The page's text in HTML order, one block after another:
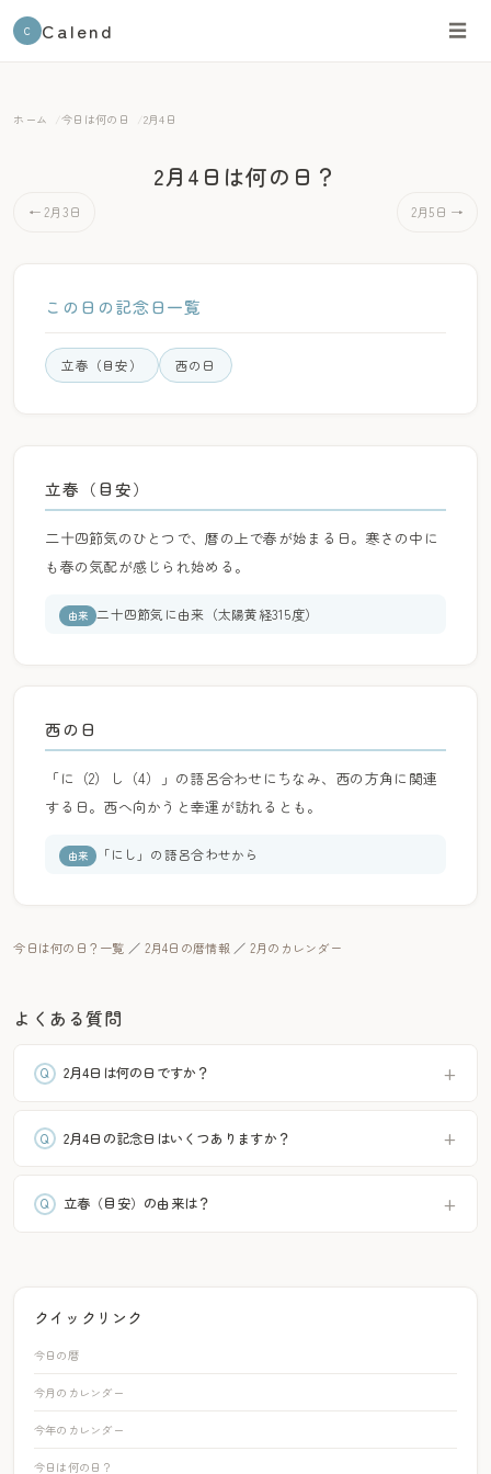
C Calend ☰
ホーム 今日は何の日 2月4日
← 2月3日
2月4日は何の日？
2月5日 →
この日の記念日一覧
立春（目安） 西の日
立春（目安）
二十四節気のひとつで、暦の上で春が始まる日。寒さの中に
も春の気配が感じられ始める。
由来 二十四節気に由来（太陽黄経315度）
西の日
「に（2）し（4）」の語呂合わせにちなみ、西の方角に関連
する日。西へ向かうと幸運が訪れるとも。
由来 「にし」の語呂合わせから
今日は何の日？一覧 ／ 2月4日の暦情報 ／ 2月のカレンダー
よくある質問
2月4日は何の日ですか？
2月4日の記念日はいくつありますか？
立春（目安）の由来は？
クイックリンク
今日の暦
今月のカレンダー
今年のカレンダー
今日は何の日？